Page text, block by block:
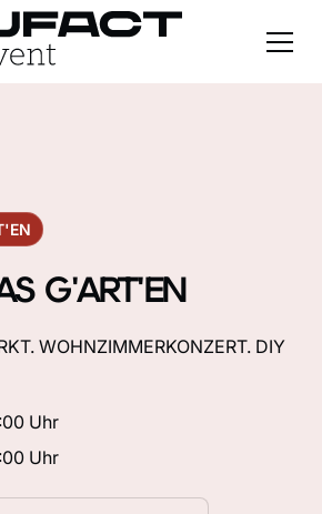
G'ART'EN
WOHNZIMMERKONZERT. DIY
Uhr
Uhr